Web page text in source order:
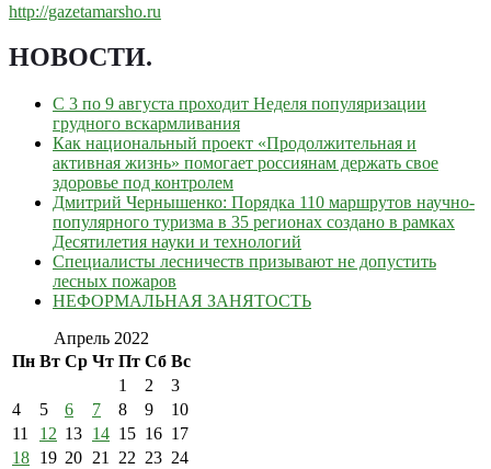
http://gazetamarsho.ru
НОВОСТИ.
С 3 по 9 августа проходит Неделя популяризации
грудного вскармливания
Как национальный проект «Продолжительная и
активная жизнь» помогает россиянам держать свое
здоровье под контролем
Дмитрий Чернышенко: Порядка 110 маршрутов научно-
популярного туризма в 35 регионах создано в рамках
Десятилетия науки и технологий
Специалисты лесничеств призывают не допустить
лесных пожаров
НЕФОРМАЛЬНАЯ ЗАНЯТОСТЬ
Апрель 2022
Пн Вт Ср Чт Пт Сб Вс
1
2
3
4
5 6 7 8 9
10
11
12 13 14 15 16 17
18 19 20 21 22 23 24